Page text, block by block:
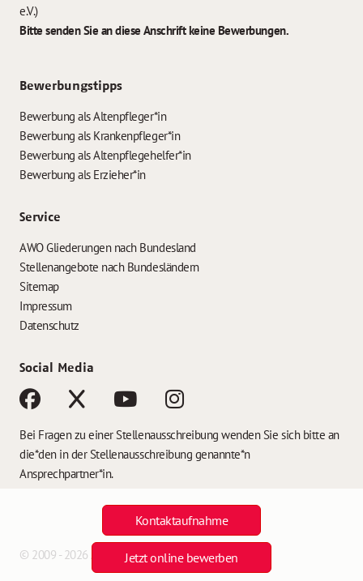
Kontaktaufnahme
Jetzt online bewerben
e.V.)
Bitte senden Sie an diese Anschrift keine Bewerbungen.
Bewerbungstipps
Bewerbung als Altenpfleger*in
Bewerbung als Krankenpfleger*in
Bewerbung als Altenpflegehelfer*in
Bewerbung als Erzieher*in
Service
AWO Gliederungen nach Bundesland
Stellenangebote nach Bundesländern
Sitemap
Impressum
Datenschutz
Social Media
Bei Fragen zu einer Stellenausschreibung wenden Sie sich bitte an
die*den in der Stellenausschreibung genannte*n
Ansprechpartner*in.
© 2009 - 2026 AWO Jobs